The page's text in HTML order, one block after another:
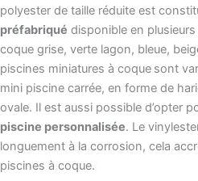
polyester de taille réduite est
préfabriqué disponible en
coque grise, verte lagon, bleue,
piscines miniatures à coque sont
mini piscine carrée, en forme de
ovale. Il est aussi possible d’opter
piscine personnalisée. Le
longuement à la corrosion, cela
piscines à coque.